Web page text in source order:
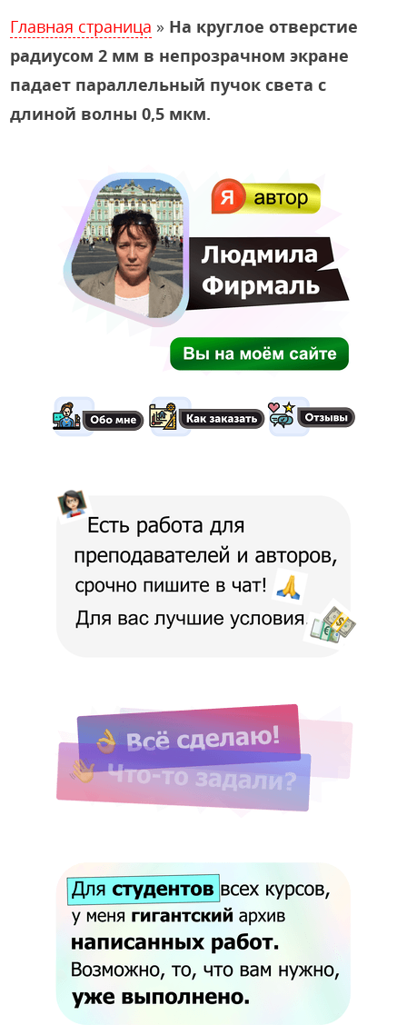
Главная страница » На круглое отверстие
радиусом 2 мм в непрозрачном экране
падает параллельный пучок света с
длиной волны 0,5 мкм.